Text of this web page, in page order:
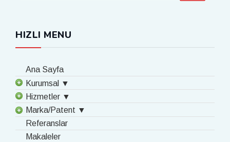
HIZLI MENU
Ana Sayfa
Kurumsal ▼
Hizmetler ▼
Marka/Patent ▼
Referanslar
Makaleler